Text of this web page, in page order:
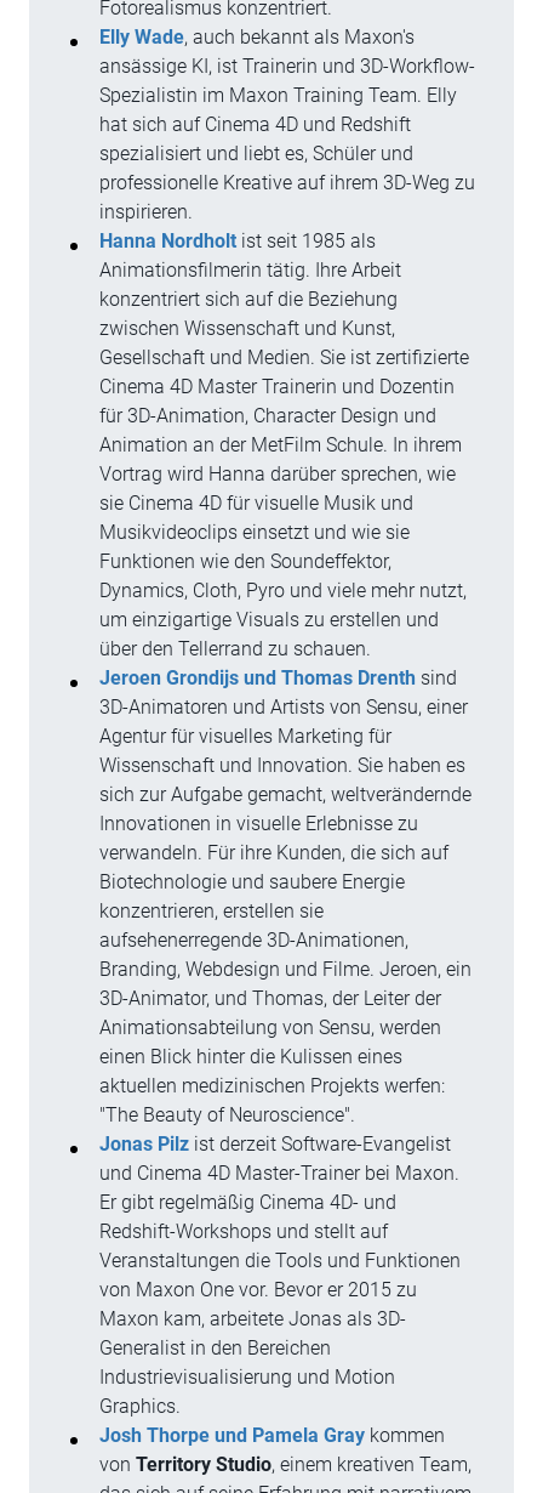
Fotorealismus konzentriert.
Elly Wade, auch bekannt als Maxon's
ansässige KI, ist Trainerin und 3D-Workflow-
Spezialistin im Maxon Training Team. Elly
hat sich auf Cinema 4D und Redshift
spezialisiert und liebt es, Schüler und
professionelle Kreative auf ihrem 3D-Weg zu
inspirieren.
Hanna Nordholt ist seit 1985 als
Animationsfilmerin tätig. Ihre Arbeit
konzentriert sich auf die Beziehung
zwischen Wissenschaft und Kunst,
Gesellschaft und Medien. Sie ist zertifizierte
Cinema 4D Master Trainerin und Dozentin
für 3D-Animation, Character Design und
Animation an der MetFilm Schule. In ihrem
Vortrag wird Hanna darüber sprechen, wie
sie Cinema 4D für visuelle Musik und
Musikvideoclips einsetzt und wie sie
Funktionen wie den Soundeffektor,
Dynamics, Cloth, Pyro und viele mehr nutzt,
um einzigartige Visuals zu erstellen und
über den Tellerrand zu schauen.
Jeroen Grondijs und Thomas Drenthsind
3D-Animatoren und Artists von Sensu, einer
Agentur für visuelles Marketing für
Wissenschaft und Innovation. Sie haben es
sich zur Aufgabe gemacht, weltverändernde
Innovationen in visuelle Erlebnisse zu
verwandeln. Für ihre Kunden, die sich auf
Biotechnologie und saubere Energie
konzentrieren, erstellen sie
aufsehenerregende 3D-Animationen,
Branding, Webdesign und Filme. Jeroen, ein
3D-Animator, und Thomas, der Leiter der
Animationsabteilung von Sensu, werden
einen Blick hinter die Kulissen eines
aktuellen medizinischen Projekts werfen:
"The Beauty of Neuroscience".
Jonas Pilzist derzeit Software-Evangelist
und Cinema 4D Master-Trainer bei Maxon.
Er gibt regelmäßig Cinema 4D- und
Redshift-Workshops und stellt auf
Veranstaltungen die Tools und Funktionen
von Maxon One vor. Bevor er 2015 zu
Maxon kam, arbeitete Jonas als 3D-
Generalist in den Bereichen
Industrievisualisierung und Motion
Graphics.
Josh Thorpe und Pamela Graykommen
von Territory Studio, einem kreativen Team,